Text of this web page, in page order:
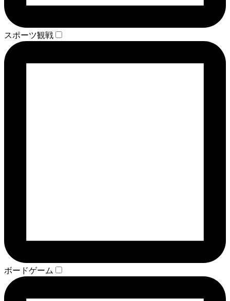
スポーツ観戦
ボードゲーム